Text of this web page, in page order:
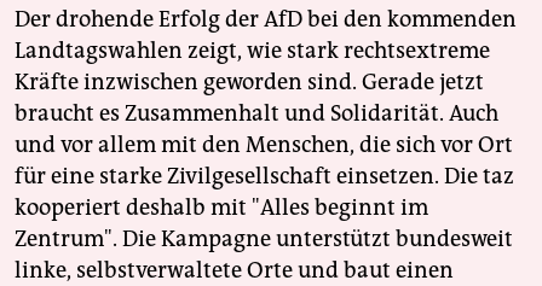
Der drohende Erfolg der AfD bei den kommenden
Landtagswahlen zeigt, wie stark rechtsextreme
Kräfte inzwischen geworden sind. Gerade jetzt
braucht es Zusammenhalt und Solidarität. Auch
und vor allem mit den Menschen, die sich vor Ort
für eine starke Zivilgesellschaft einsetzen. Die taz
kooperiert deshalb mit "Alles beginnt im
Zentrum". Die Kampagne unterstützt bundesweit
linke, selbstverwaltete Orte und baut einen